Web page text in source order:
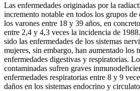
Las enfermedades originadas por la
incremento notable en todos los grupos de
los varones entre 18 y 39 años, en
entre 2,4 y 4,3 veces la incidencia de
sido las enfermedades de los sistemas
mujeres, sin embargo, han aumentado los
enfermedades digestivas y respiratorias.
contaminadas sufren graves
enfermedades respiratorias entre 8 y 9
daños en los sistemas endocrino y